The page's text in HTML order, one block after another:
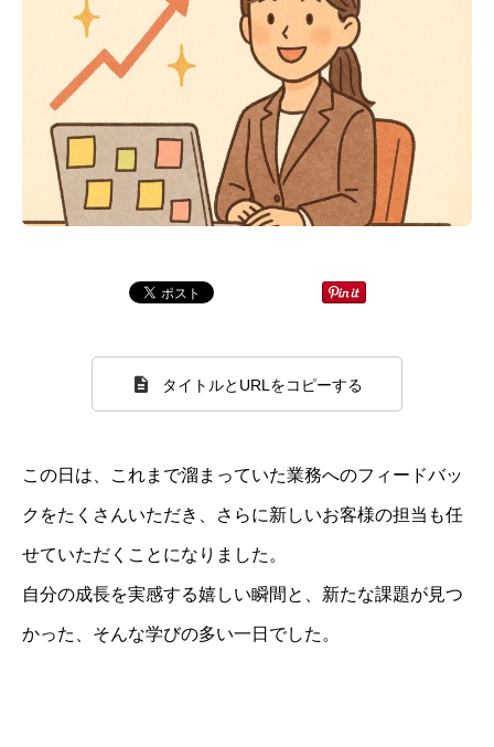
タイトルとURLをコピーする
この日は、これまで溜まっていた業務へのフィードバッ
クをたくさんいただき、さらに新しいお客様の担当も任
せていただくことになりました。
自分の成長を実感する嬉しい瞬間と、新たな課題が見つ
かった、そんな学びの多い一日でした。